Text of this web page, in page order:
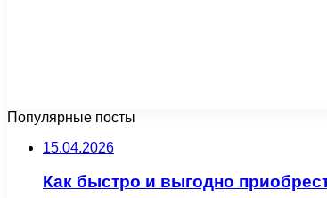
Популярные посты
15.04.2026
Как быстро и выгодно